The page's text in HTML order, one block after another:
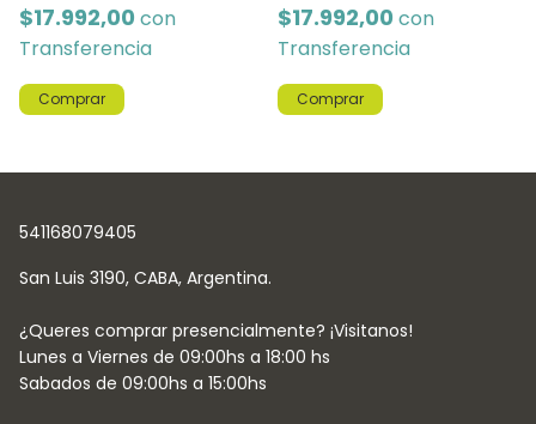
$17.992,00 con
Transferencia
Comprar
$17.992,00 con
Transferencia
Comprar
541168079405